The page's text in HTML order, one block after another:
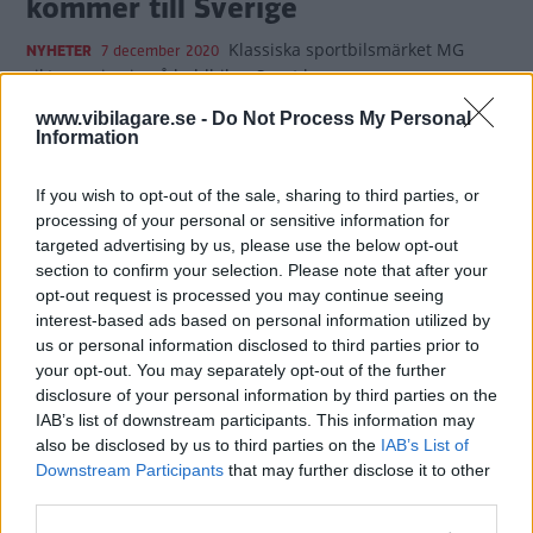
www.vibilagare.se - Do Not Process My Personal
Information
If you wish to opt-out of the sale, sharing to third parties, or
processing of your personal or sensitive information for
targeted advertising by us, please use the below opt-out
section to confirm your selection. Please note that after your
opt-out request is processed you may continue seeing
interest-based ads based on personal information utilized by
us or personal information disclosed to third parties prior to
your opt-out. You may separately opt-out of the further
disclosure of your personal information by third parties on the
IAB’s list of downstream participants. This information may
also be disclosed by us to third parties on the IAB’s List of
Downstream Participants that may further disclose it to other
NYHETER 7 december 2020 Klassiska sportbilsmärket MG
siktar nu in sig på laddbilar. Snart kommer en ny
7 kommentarer
Premiär: MG 5 är en
eldriven kombi med låg
prislapp
NYHETER 14 september 2020 Brittiska sportbilsmärket MG
siktar nu in sig på elbilar.
18 kommentarer Gasa (39) Bromsa (27)
MG tillbaka i Europa